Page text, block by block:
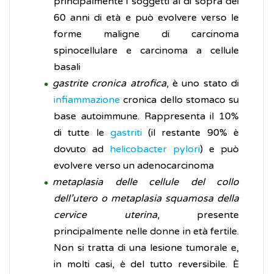
60 anni di età e può evolvere verso le
forme maligne di carcinoma
spinocellulare e carcinoma a cellule
basali
gastrite cronica atrofica, è uno stato di
infiammazione cronica dello stomaco su
base autoimmune. Rappresenta il 10%
di tutte le gastriti(il restante 90% è
dovuto ad helicobacter pylori) e può
evolvere verso un adenocarcinoma
metaplasia delle cellule del collo
dell’utero o metaplasia squamosa della
cervice uterina, presente
principalmente nelle donne in età fertile.
Non si tratta di una lesione tumorale e,
in molti casi, è del tutto reversibile. È